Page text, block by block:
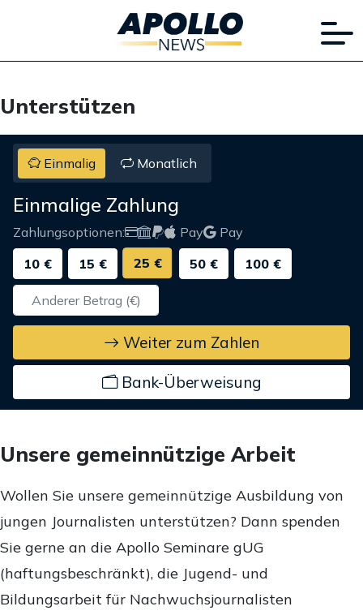
Unterstützen
Einmalig Monatlich
Einmalige Zahlung
Zahlungsoptionen: Pay
Pay
10 €
15 € 25 € 50 € 100 €
Weiter zum Zahlen
Bank-Überweisung
Unsere gemeinnützige Arbeit
Wollen Sie unsere gemeinnützige Ausbildung von
jungen Journalisten unterstützen? Dann spenden
Sie gerne an die Apollo Seminare gUG
(haftungsbeschränkt), die Jugend- und
Bildungsarbeit für Nachwuchsjournalisten